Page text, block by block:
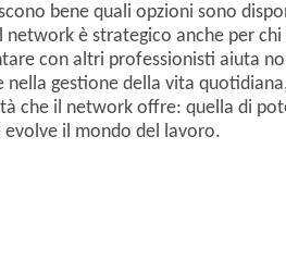
bene quali opzioni sono
è strategico anche per chi
con altri professionisti aiuta
gestione della vita
che il network offre: quella di
il mondo del lavoro.